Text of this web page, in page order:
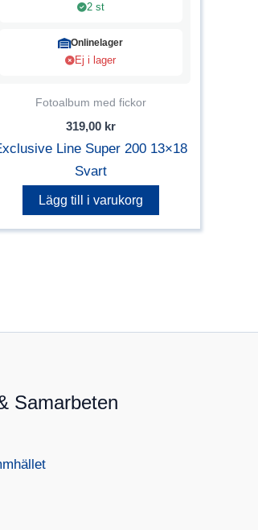
2 st
Onlinelager
Ej i lager
Fotoalbum med fickor
319,00 kr
Line Super 200 13×18
Svart
Lägg till i varukorg
Samarbeten